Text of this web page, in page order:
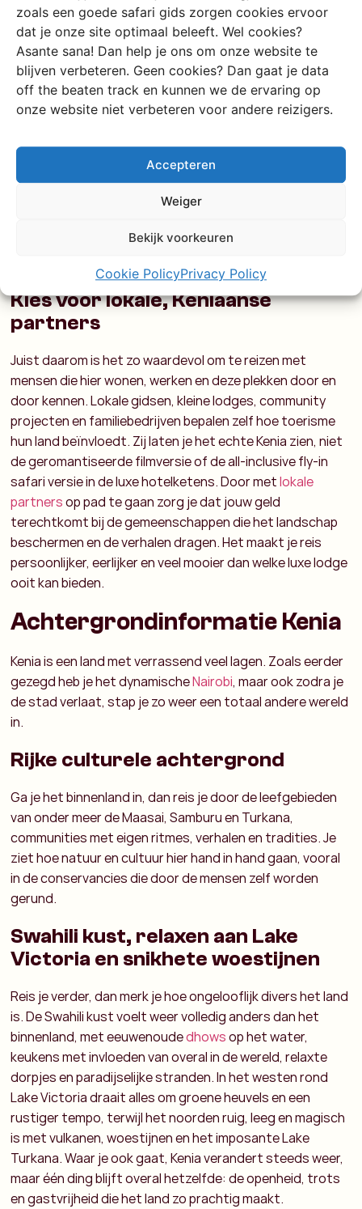
zoals een goede safari gids zorgen cookies ervoor
dat je onze site optimaal beleeft. Wel cookies?
Asante sana! Dan help je ons om onze website te
blijven verbeteren. Geen cookies? Dan gaat je data
off the beaten track en kunnen we de ervaring op
onze website niet verbeteren voor andere reizigers.
Accepteren
Weiger
Bekijk voorkeuren
Cookie PolicyPrivacy Policy
Jammer genoeg is de (neo-)koloniale nasleep nog steeds
niet volledig weg. Hetdebat rond het JW Marriott hotel in
de Masai Maralaat zien hoe gevoelig landrechten en
zeggenschap nog steeds liggen in Kenia. Lokale Maasai
gemeenschappen kwamen in verzet omdat zij geen echte
soort kwesties laat duidelijk zien dat het koloniale
verleden niet simpelweg voorbij is, maar doorwerkt in
moderne vormen van toerisme en economische macht.
voor lokale gidsen, ondernemers en initiatieven die wél
Kies voor lokale, Keniaanse
partners
Juist daarom is het zo waardevol om te reizen met
mensen die hier wonen, werken en deze plekken door en
door kennen. Lokale gidsen, kleine lodges, community
projecten en familiebedrijven bepalen zelf hoe toerisme
hun land beïnvloedt. Zij laten je het echte Kenia zien, niet
de geromantiseerde filmversie of de all-inclusive fly-in
safari versie in de luxe hotelketens. Door metlokale
partnersop pad te gaan zorg je dat jouw geld
terechtkomt bij de gemeenschappen die het landschap
beschermen en de verhalen dragen. Het maakt je reis
persoonlijker, eerlijker en veel mooier dan welke luxe lodge
ooit kan bieden.
Achtergrondinformatie Kenia
Kenia is een land met verrassend veel lagen. Zoals eerder
gezegd heb je het dynamischeNairobi, maar ook zodra je
de stad verlaat, stap je zo weer een totaal andere wereld
in.
Rijke culturele achtergrond
Ga je het binnenland in, dan reis je door de leefgebieden
van onder meer de Maasai, Samburu en Turkana,
communities met eigen ritmes, verhalen en tradities. Je
ziet hoe natuur en cultuur hier hand in hand gaan, vooral
in de conservancies die door de mensen zelf worden
gerund.
Swahili kust, relaxen aan Lake
Victoria en snikhete woestijnen
Reis je verder, dan merk je hoe ongelooflijk divers het land
is. De Swahili kust voelt weer volledig anders dan het
binnenland, met eeuwenoudedhowsop het water,
keukens met invloeden van overal in de wereld, relaxte
dorpjes en paradijselijke stranden. In het westen rond
Lake Victoria draait alles om groene heuvels en een
rustiger tempo, terwijl het noorden ruig, leeg en magisch
is met vulkanen, woestijnen en het imposante Lake
Turkana. Waar je ook gaat, Kenia verandert steeds weer,
maar één ding blijft overal hetzelfde: de openheid, trots
en gastvrijheid die het land zo prachtig maakt.